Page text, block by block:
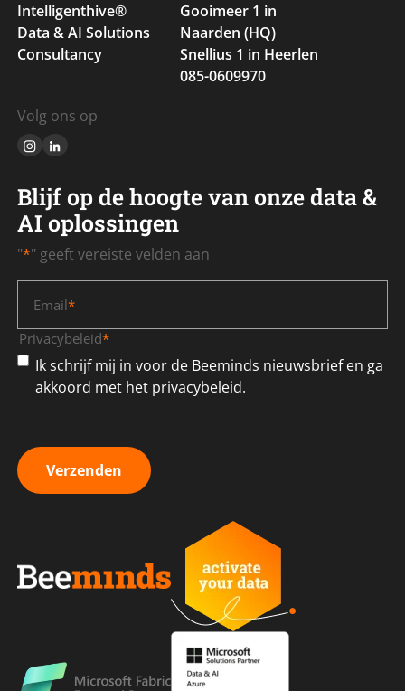
Intelligenthive®
Data & AI Solutions
Consultancy
Gooimeer 1 in
Naarden (HQ)
Snellius 1 in Heerlen
085-0609970
Volg ons op
Blijf op de hoogte van onze data &
AI oplossingen
"*" geeft vereiste velden aan
Email*
Privacybeleid*
Ik schrijf mij in voor de Beeminds nieuwsbrief en ga
akkoord met het privacybeleid.
Verzenden